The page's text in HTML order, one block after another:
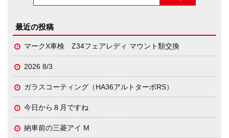
最近の投稿
マークX車検 Z34フェアレディ マウント類交換
2026 8/3
ガラスコーティング（HA36アルトターボRS）
今日から８月ですね
納車前の三菱アイ M